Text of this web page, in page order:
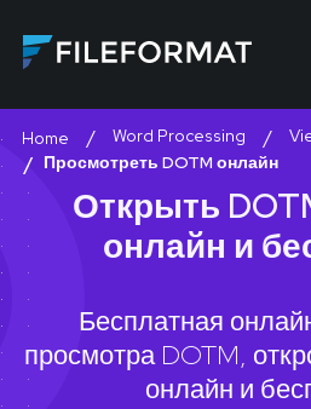
Home Word Processing
Просмотреть DOTM онлайн
Открыть
онлайн и
Бесплатная
просмотра DOTM,
онлайн и